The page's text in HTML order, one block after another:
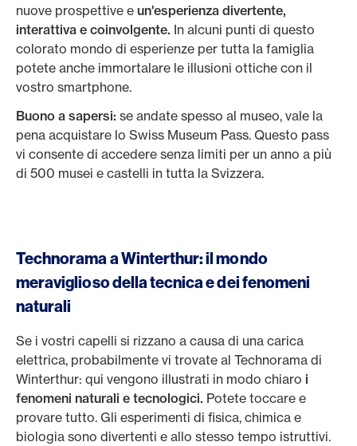
nuove prospettive e un'esperienza divertente,
interattiva e coinvolgente. In alcuni punti di questo
colorato mondo di esperienze per tutta la famiglia
potete anche immortalare le illusioni ottiche con il
vostro smartphone.
Buono a sapersi: se andate spesso al museo, vale la
pena acquistare lo Swiss Museum Pass. Questo pass
vi consente di accedere senza limiti per un anno a più
di 500 musei e castelli in tutta la Svizzera.
Technorama a Winterthur: il mondo
meraviglioso della tecnica e dei fenomeni
naturali
Se i vostri capelli si rizzano a causa di una carica
elettrica, probabilmente vi trovate al Technorama di
Winterthur: qui vengono illustrati in modo chiaro i
fenomeni naturali e tecnologici. Potete toccare e
provare tutto. Gli esperimenti di fisica, chimica e
biologia sono divertenti e allo stesso tempo istruttivi.